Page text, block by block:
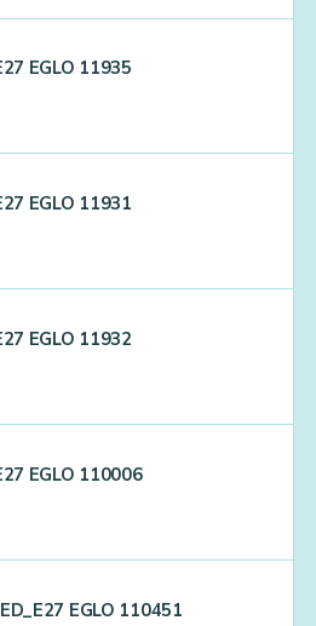
EGLO 11935
EGLO 11931
EGLO 11932
EGLO 110006
EGLO 110451